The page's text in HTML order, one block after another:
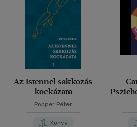
Az Istennel sakkozás
kockázata
Popper Péter
Könyv